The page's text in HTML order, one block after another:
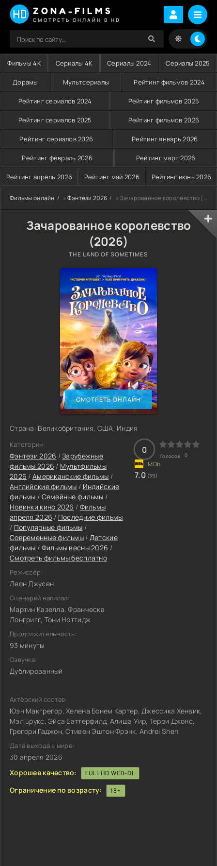
ZONA-FILMS
СМОТРЕТЬ ОНЛАЙН В HD
Фильмы 4K Сериалы 4K Сериалы 2024 Сериалы 2025
Дорамы Мультсериалы Рейтинг фильмов 2024
Рейтинг сериалов 2024 Рейтинг фильмов 2025
Рейтинг сериалов 2025 Рейтинг фильмов 2026
Рейтинг сериалов 2026 Рейтинг январь 2026
Рейтинг февраль 2026 Рейтинг март 2026
Рейтинг апрель 2026 Рейтинг май 2026 Рейтинг июнь 2026
Фильмы онлайн » Фэнтези 2026 » Зачарованное королевство (2026)
Зачарованное королевство
(2026)
THE LAND OF SOMETIMES
СМОТРЕТЬ ОНЛАЙН
Страна: Великобритания, США, Индия
Категории:
Фэнтези 2026 /Зарубежные
фильмы 2026 / Мультфильмы
2026 / Американские фильмы /
Английские фильмы / Индийские
фильмы / Семейные фильмы /
Новинки кино 2026 / Фильмы
апреля 2026 / Последние фильмы
/ Популярные фильмы /
Современные фильмы / Детские
фильмы / Фильмы весны 2026 /
Смотреть фильмы бесплатно
Режиссёр:
Леон Джусен
Сценарий написал:
Мартин Казелла, Франческа
Лонгригг, Тони Ноттидж
Продолжительность:
93 минуты
Озвучка:
Дублированный
0
Голосов: 0
7.0 (39)
Актёрский состав:
Юэн Макгрегор, Хелена Бонем Картер, Джессика Хенвик,
Мэл Брукс, Эйса Баттерфилд, Алиша Уир, Терри Джонс,
Грегори Гаджон, Стивен Эштон Фрэнк, Andrei Shen
Дата выхода в мире:
30 апреля 2026
Хорошее качество:
FULL HD WEB-DL
Ограничение по возрасту: 18+